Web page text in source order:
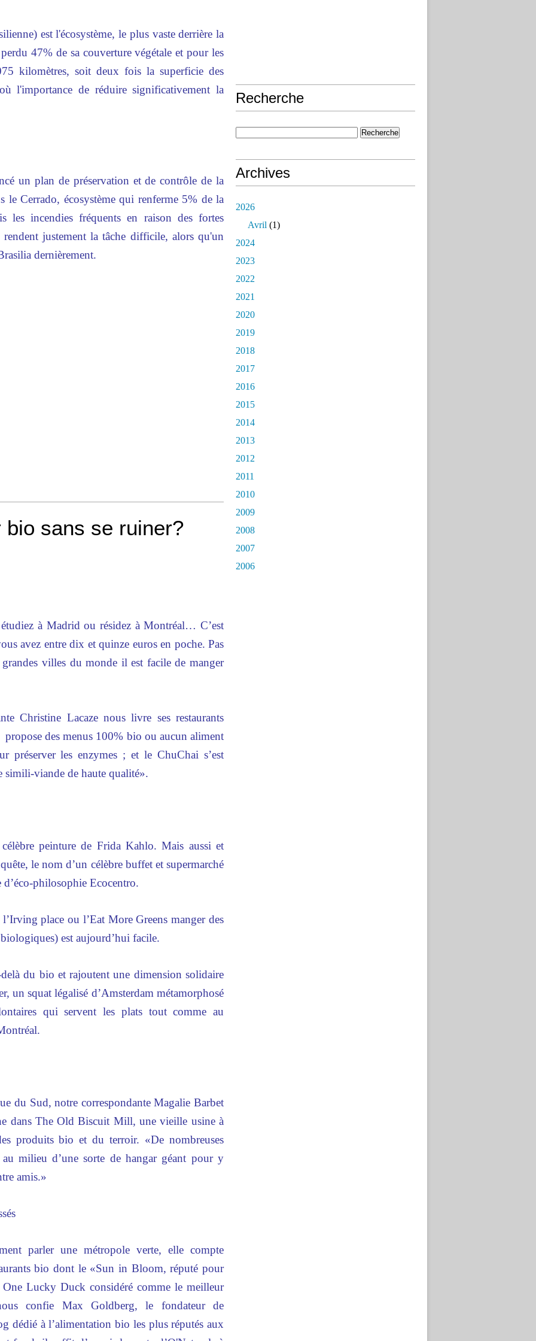
est l'écosystème, le plus vaste derrière la
47% de sa couverture végétale et pour les
kilomètres, soit deux fois la superficie des
l'importance de réduire significativement la
un plan de préservation et de contrôle de la
le Cerrado, écosystème qui renferme 5% de la
les incendies fréquents en raison des fortes
rendent justement la tâche difficile, alors qu'un
dernièrement.
sans se ruiner?
à Madrid ou résidez à Montréal… C’est
avez entre dix et quinze euros en poche. Pas
villes du monde il est facile de manger
Christine Lacaze nous livre ses restaurants
des menus 100% bio ou aucun aliment
préserver les enzymes ; et le ChuChai s’est
simili-viande de haute qualité».
peinture de Frida Kahlo. Mais aussi et
le nom d’un célèbre buffet et supermarché
philosophie Ecocentro.
place ou l’Eat More Greens manger des
est aujourd’hui facile.
du bio et rajoutent une dimension solidaire
un squat légalisé d’Amsterdam métamorphosé
qui servent les plats tout comme au
du Sud, notre correspondante Magalie Barbet
dans The Old Biscuit Mill, une vieille usine à
produits bio et du terroir. «De nombreuses
milieu d’une sorte de hangar géant pour y
amis.»
parler une métropole verte, elle compte
bio dont le «Sun in Bloom, réputé pour
One Lucky Duck considéré comme le meilleur
confie Max Goldberg, le fondateur de
dédié à l’alimentation bio les plus réputés aux
Recherche
Archives
2026
Avril (1)
2024
2023
2022
2021
2020
2019
2018
2017
2016
2015
2014
2013
2012
2011
2010
2009
2008
2007
2006